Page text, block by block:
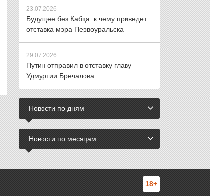
23.07.2026
Будущее без Кабца: к чему приведет
отставка мэра Первоуральска
29.07.2026
Путин отправил в отставку главу
Удмуртии Бречалова
Новости по дням
Новости по месяцам
18+